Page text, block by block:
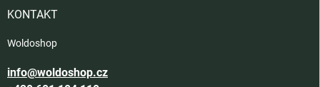
KONTAKT
Woldoshop
info@woldoshop.cz